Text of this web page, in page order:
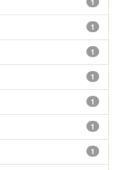
1
1
1
1
1
1